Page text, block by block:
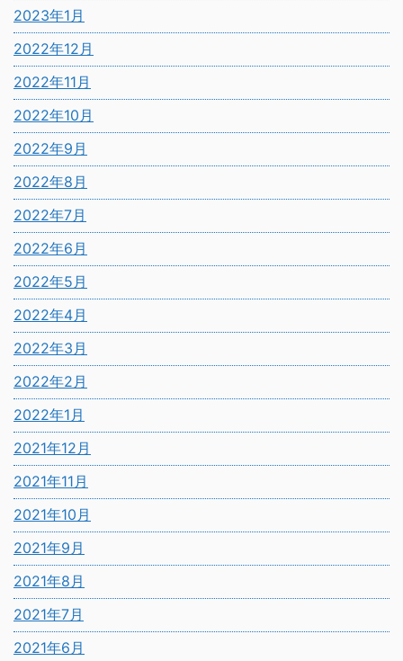
2023年1月
2022年12月
2022年11月
2022年10月
2022年9月
2022年8月
2022年7月
2022年6月
2022年5月
2022年4月
2022年3月
2022年2月
2022年1月
2021年12月
2021年11月
2021年10月
2021年9月
2021年8月
2021年7月
2021年6月